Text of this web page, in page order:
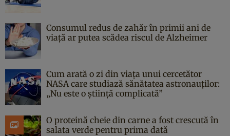
Consumul redus de zahăr în primii ani de
viață ar putea scădea riscul de Alzheimer
Cum arată o zi din viața unui cercetător
NASA care studiază sănătatea astronauților:
„Nu este o știință complicată”
O proteină cheie din carne a fost crescută în
salata verde pentru prima dată